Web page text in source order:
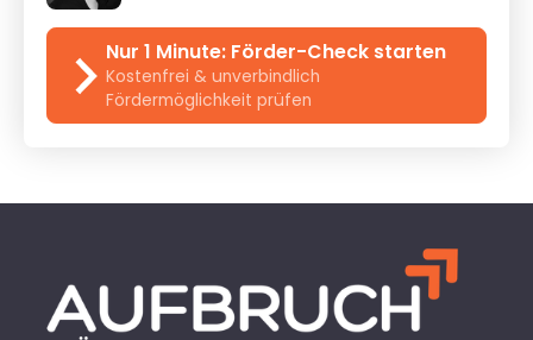
Nur 1 Minute: Förder-Check starten
Kostenfrei & unverbindlich
Fördermöglichkeit prüfen